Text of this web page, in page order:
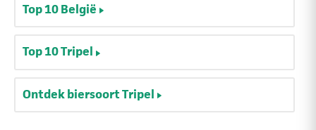
Top 10 België
Top 10 Tripel
Ontdek biersoort Tripel